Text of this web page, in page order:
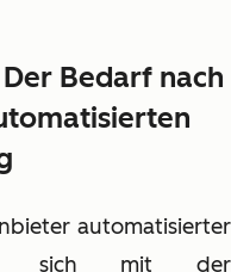
Bedarf nach
automatisierter
sah sich mit der